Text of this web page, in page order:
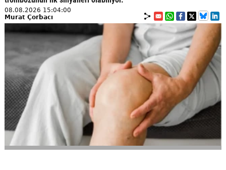
08.08.2026 15:04:00
Murat Çorbacı